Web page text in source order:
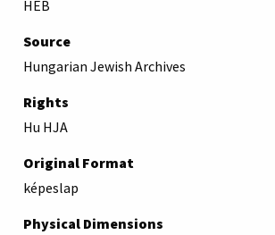
HEB
Source
Hungarian Jewish Archives
Rights
Hu HJA
Original Format
képeslap
Physical Dimensions